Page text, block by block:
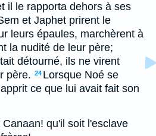
il le rapporta dehors à ses
et Japhet prirent le
leurs épaules, marchèrent à
la nudité de leur père;
détourné, ils ne virent
père. 24 Lorsque Noé se
ce que lui avait fait son
qu'il soit l'esclave